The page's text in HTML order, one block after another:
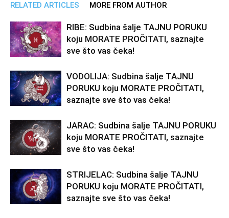
RELATED ARTICLES MORE FROM AUTHOR
RIBE: Sudbina šalje TAJNU PORUKU
koju MORATE PROČITATI, saznajte
sve što vas čeka!
VODOLIJA: Sudbina šalje TAJNU
PORUKU koju MORATE PROČITATI,
saznajte sve što vas čeka!
JARAC: Sudbina šalje TAJNU PORUKU
koju MORATE PROČITATI, saznajte
sve što vas čeka!
STRIJELAC: Sudbina šalje TAJNU
PORUKU koju MORATE PROČITATI,
saznajte sve što vas čeka!